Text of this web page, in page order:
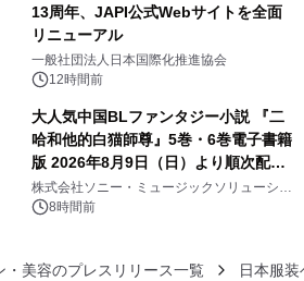
13周年、JAPI公式Webサイトを全面
リニューアル
一般社団法人日本国際化推進協会
12時間前
大人気中国BLファンタジー小説 『二
哈和他的白猫師尊』5巻・6巻電子書籍
版 2026年8月9日（日）より順次配信
開始
株式会社ソニー・ミュージックソリューショ
ンズ8時間前
・美容のプレスリリース一覧 日本服